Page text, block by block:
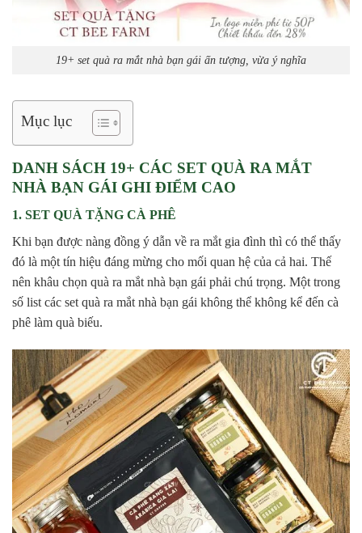
19+ set quà ra mắt nhà bạn gái ấn tượng, vừa ý nghĩa
Mục lục
DANH SÁCH 19+ CÁC SET QUÀ RA MẮT
NHÀ BẠN GÁI GHI ĐIỂM CAO
1. SET QUÀ TẶNG CÀ PHÊ
Khi bạn được nàng đồng ý dẫn về ra mắt gia đình thì có thể thấy
đó là một tín hiệu đáng mừng cho mối quan hệ của cả hai. Thế
nên khâu chọn quà ra mắt nhà bạn gái phải chú trọng. Một trong
số list các set quà ra mắt nhà bạn gái không thể không kể đến cà
phê làm quà biếu.